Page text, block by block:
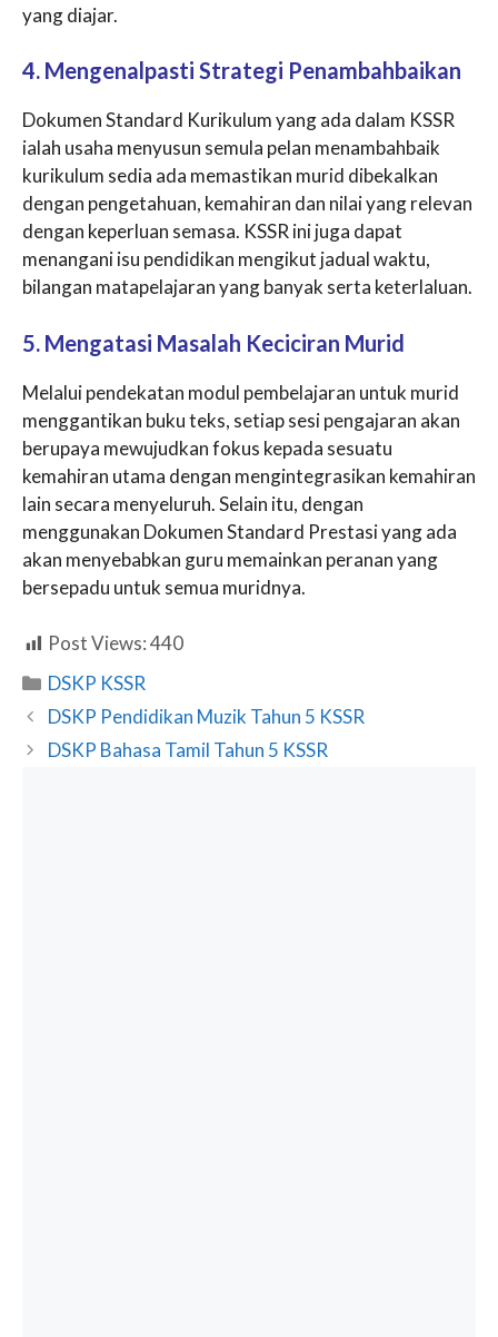
yang diajar.
4. Mengenalpasti Strategi Penambahbaikan
Dokumen Standard Kurikulum yang ada dalam KSSR
ialah usaha menyusun semula pelan menambahbaik
kurikulum sedia ada memastikan murid dibekalkan
dengan pengetahuan, kemahiran dan nilai yang relevan
dengan keperluan semasa. KSSR ini juga dapat
menangani isu pendidikan mengikut jadual waktu,
bilangan matapelajaran yang banyak serta keterlaluan.
5. Mengatasi Masalah Keciciran Murid
Melalui pendekatan modul pembelajaran untuk murid
menggantikan buku teks, setiap sesi pengajaran akan
berupaya mewujudkan fokus kepada sesuatu
kemahiran utama dengan mengintegrasikan kemahiran
lain secara menyeluruh. Selain itu, dengan
menggunakan Dokumen Standard Prestasi yang ada
akan menyebabkan guru memainkan peranan yang
bersepadu untuk semua muridnya.
Post Views:440
Categories
DSKP KSSR
DSKP Pendidikan Muzik Tahun 5 KSSR
DSKP Bahasa Tamil Tahun 5 KSSR